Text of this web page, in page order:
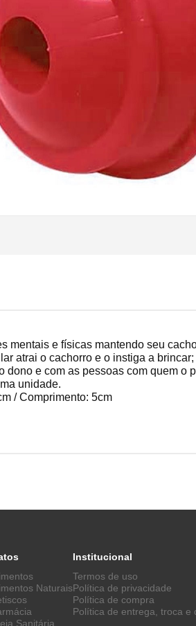
mentais e físicas mantendo seu
atrai o cachorro e o instiga a brincar;
dono e com as pessoas com quem o
unidade.
/ Comprimento: 5cm
Naturais
Sanitária
Institucional
Termos de uso
Política de privacidade
Política de compra
Política de entrega, troca e